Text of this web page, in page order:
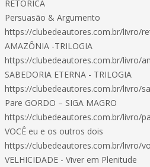
RETÓRICA
Persuasão & Argumento
https://clubedeautores.com.br/livro/
AMAZÔNIA -TRILOGIA
https://clubedeautores.com.br/livro/
SABEDORIA ETERNA - TRILOGIA
https://clubedeautores.com.br/livro/
Pare GORDO – SIGA MAGRO
https://clubedeautores.com.br/livro/
VOCÊ eu e os outros dois
https://clubedeautores.com.br/livro/
VELHICIDADE - Viver em Plenitude